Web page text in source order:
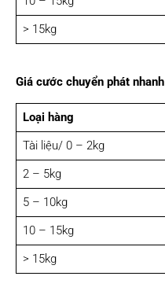
> 15kg
Giá cước chuyển phát nhanh
Loại hàng
Tài liệu/ 0 – 2kg
2 – 5kg
5 – 10kg
10 – 15kg
> 15kg